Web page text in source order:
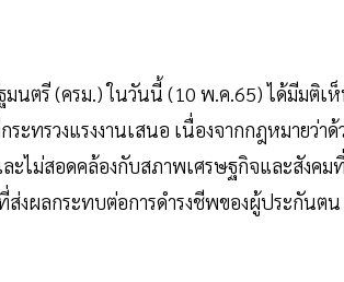
มนตรี (ครม.) ในวันนี้ (10 พ.ค.65) ได้มีมติเ
ระทรวงแรงงานเสนอ เนื่องจากกฎหมายว่าด้
ไม่สอดคล้องกับสภาพเศรษฐกิจและสังคม
งผลกระทบต่อการดำรงชีพของผู้ประกันตน